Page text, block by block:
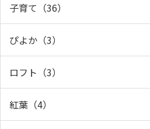
子育て（36）
ぴよか（3）
ロフト（3）
紅葉（4）